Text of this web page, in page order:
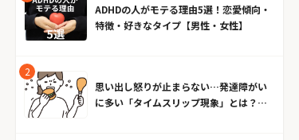
ADHDの人がモテる理由5選！恋愛傾向・
特徴・好きなタイプ【男性・女性】
思い出し怒りが止まらない…発達障がい
に多い「タイムスリップ現象」とは？原